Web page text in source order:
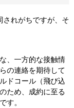
されがちですが、そ
、一方的な接触情
の連絡を期待して
ドコール（飛び込
ため、成約に至る
す。